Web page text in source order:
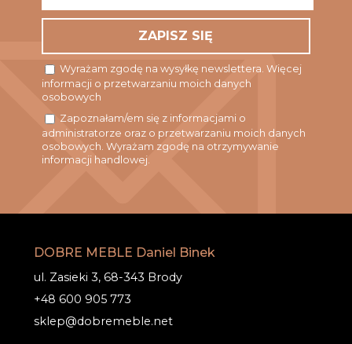
*
Wyrażam zgodę na wysyłkę newslettera. Więcej
informacji o przetwarzaniu moich danych
osobowych
Zapoznałam/em się z informacjami o
administratorze oraz o przetwarzaniu moich danych
osobowych. Wyrażam zgodę na otrzymywanie
informacji handlowej.
DOBRE MEBLE Daniel Binek
ul. Zasieki 3, 68-343 Brody
+48 600 905 773
sklep@dobremeble.net